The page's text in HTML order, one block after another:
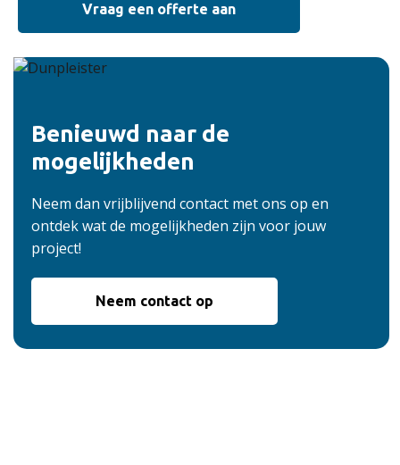
Vraag een offerte aan
Benieuwd naar de
mogelijkheden
Neem dan vrijblijvend contact met ons op en
ontdek wat de mogelijkheden zijn voor jouw
project!
Neem contact op